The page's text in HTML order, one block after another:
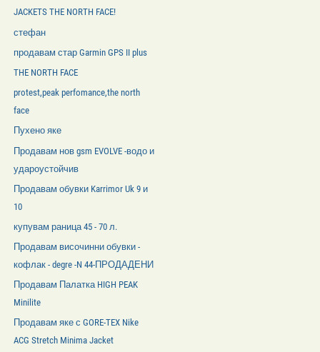
JACKETS THE NORTH FACE!
стефан
продавам стар Garmin GPS II plus
THE NORTH FACE
protest,peak perfomance,the north
face
Пухено яке
Продавам нов gsm EVOLVE -водо и
удароустойчив
Продавам обувки Karrimor Uk 9 и
10
купувам раница 45 - 70 л.
Продавам височинни обувки -
кофлак - degre -N 44-ПРОДАДЕНИ
Продавам Палатка HIGH PEAK
Minilite
Продавам яке с GORE-TEX Nike
ACG Stretch Minima Jacket